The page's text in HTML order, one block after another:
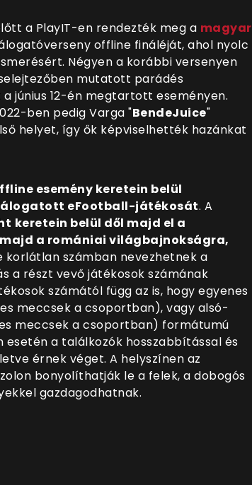
a PlayIT-en rendezték meg a magyar
offline fináléját, ahol nyolc
Négyen a korábbi versenyen
mutatott parádés
június 12-én megtartott eseményen.
ben pedig Varga "BendeJuice"
helyet, így ők képviselhették hazánkat
esemény keretein belül
eFootball-játékosát. A
keretein belül dől majd el a
a romániai világbajnokságra,
korlátlan számban nevezhetnek a
a részt vevő játékosok számának
számától függ az is, hogy egyenes
meccsek a csoportban), vagy alsó-
meccsek a csoportban) formátumú
a találkozók hosszabbítással és
érnek véget. A helyszínen az
bonyolíthatják le a felek, a dobogós
gazdagodhatnak.